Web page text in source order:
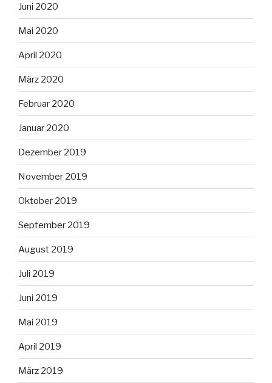
Juni 2020
Mai 2020
April 2020
März 2020
Februar 2020
Januar 2020
Dezember 2019
November 2019
Oktober 2019
September 2019
August 2019
Juli 2019
Juni 2019
Mai 2019
April 2019
März 2019